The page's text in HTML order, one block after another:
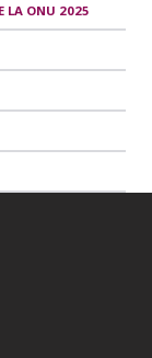
LA ONU 2025